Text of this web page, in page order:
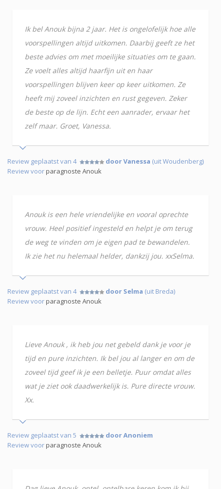
Ik bel Anouk bijna 2 jaar. Het is ongelofelijk hoe alle
voorspellingen altijd uitkomen. Daarbij geeft ze het
beste advies om met moeilijke situaties om te gaan.
Ze voelt alles altijd haarfijn uit en haar
voorspellingen blijven keer op keer uitkomen. Ze
heeft mij zoveel inzichten en rust gegeven. Zeker
de beste op de lijn. Echt een aanrader, ervaar het
zelf maar. Groet, Vanessa.
Review geplaatst van 4 door Vanessa (uit Woudenberg)
Review voorparagnoste Anouk
Anouk is een hele vriendelijke en vooral oprechte
vrouw. Heel positief ingesteld en helpt je om terug
de weg te vinden om je eigen pad te bewandelen.
Ik zie het nu helemaal helder, dankzij jou. xxSelma.
Review geplaatst van 4 door Selma (uit Breda)
Review voorparagnoste Anouk
Lieve Anouk , ik heb jou net gebeld dank je voor je
tijd en pure inzichten. Ik bel jou al langer en om de
zoveel tijd geef ik je een belletje. Puur omdat alles
wat je ziet ook daadwerkelijk is. Pure directe vrouw.
Xx.
Review geplaatst van 5
door Anoniem
Review voorparagnoste Anouk